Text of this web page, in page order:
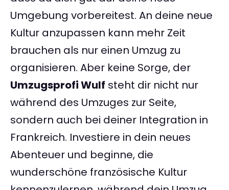
Umgebung vorbereitest. An deine neue
Kultur anzupassen kann mehr Zeit
brauchen als nur einen Umzug zu
organisieren. Aber keine Sorge, der
Umzugsprofi Wulf steht dir nicht nur
während des Umzuges zur Seite,
sondern auch bei deiner Integration in
Frankreich. Investiere in dein neues
Abenteuer und beginne, die
wunderschöne französische Kultur